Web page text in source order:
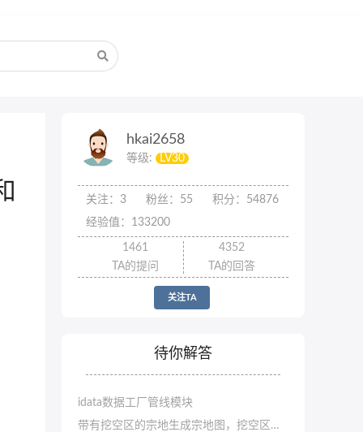
hkai2658
等级: LV30
关注：3 粉丝：55
积分：54876
经验值：133200
1461
TA的提问
4352
TA的回答
关注TA
待你解答
idata数据工厂管线模块
带有挖空区的宗地生成宗地图，挖空区没有界址点